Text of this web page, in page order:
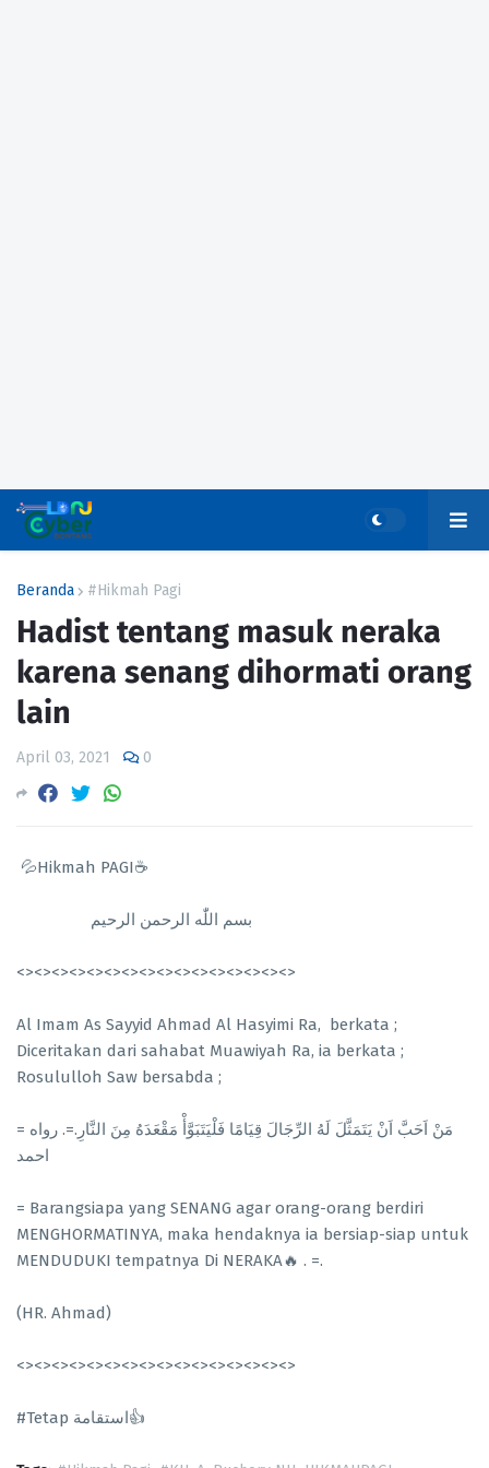
Beranda #Hikmah Pagi
Hadist tentang masuk neraka
karena senang dihormati orang
lain
April 03, 2021 0
💦Hikmah PAGI☕
بسم اللّٰه الرحمن الرحيم
<><><><><><><><><><><><><><><><>
Al Imam As Sayyid Ahmad Al Hasyimi Ra, berkata ;
Diceritakan dari sahabat Muawiyah Ra, ia berkata ;
Rosululloh Saw bersabda ;
= مَنْ اَحَبَّ اَنْ يَتَمَثَّلَ لَهُ الرِّجَالَ قِيَامًا فَلْيَتَبَوَّأْ مَقْعَدَهُ مِنَ النَّارِ.=. رواه
احمد
= Barangsiapa yang SENANG agar orang-orang berdiri
MENGHORMATINYA, maka hendaknya ia bersiap-siap untuk
MENDUDUKI tempatnya Di NERAKA🔥 . =.
(HR. Ahmad)
<><><><><><><><><><><><><><><><>
#Tetap استقامة👍